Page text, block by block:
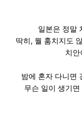
일본은 정말
딱히, 뭘 훔치지도
치
밤에 혼자 다니면
무슨 일이 생기